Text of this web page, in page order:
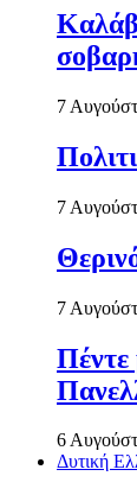
7
7
7
Πέντε
6
Δυτική